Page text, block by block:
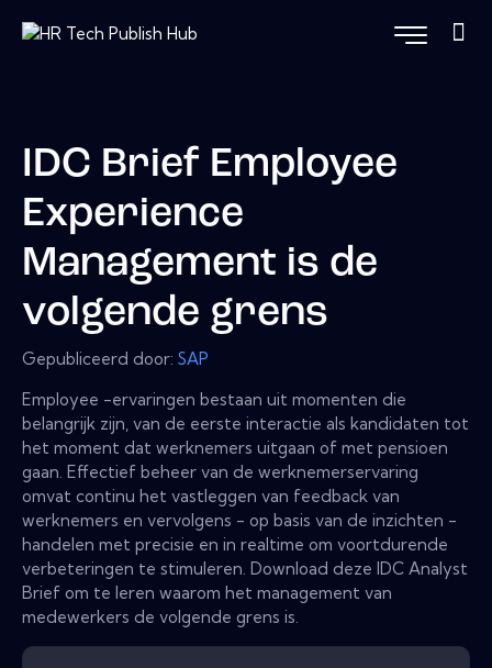
IDC Brief Employee
Experience
Management is de
volgende grens
Gepubliceerd door: SAP
Employee -ervaringen bestaan ​​uit momenten die
belangrijk zijn, van de eerste interactie als kandidaten tot
het moment dat werknemers uitgaan of met pensioen
gaan. Effectief beheer van de werknemerservaring
omvat continu het vastleggen van feedback van
werknemers en vervolgens - op basis van de inzichten -
handelen met precisie en in realtime om voortdurende
verbeteringen te stimuleren. Download deze IDC Analyst
Brief om te leren waarom het management van
medewerkers de volgende grens is.